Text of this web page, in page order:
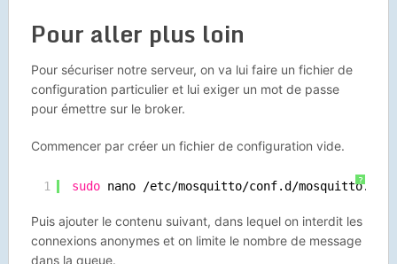
Pour aller plus loin
Pour sécuriser notre serveur, on va lui faire un fichier de
configuration particulier et lui exiger un mot de passe
pour émettre sur le broker.
Commencer par créer un fichier de configuration vide.
?
1 sudo nano /etc/mosquitto/conf.d/mosquitto.conf
Puis ajouter le contenu suivant, dans lequel on interdit les
connexions anonymes et on limite le nombre de message
dans la queue.